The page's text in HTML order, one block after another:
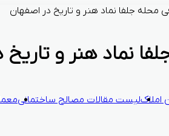
املاکلیست مقالات مصالح ساختمانی
محله جلفا نماد هنر و تاریخ در اصفهان
نماد هنر و